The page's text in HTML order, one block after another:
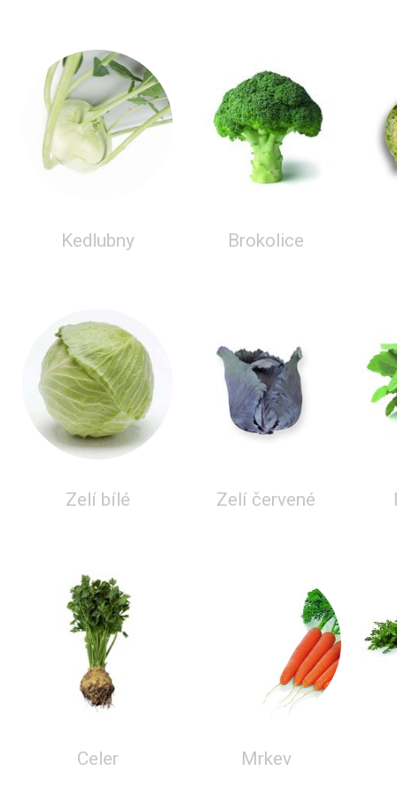
Kedlubny Brokolice
Zelí bílé Zelí červené
Celer Mrkev